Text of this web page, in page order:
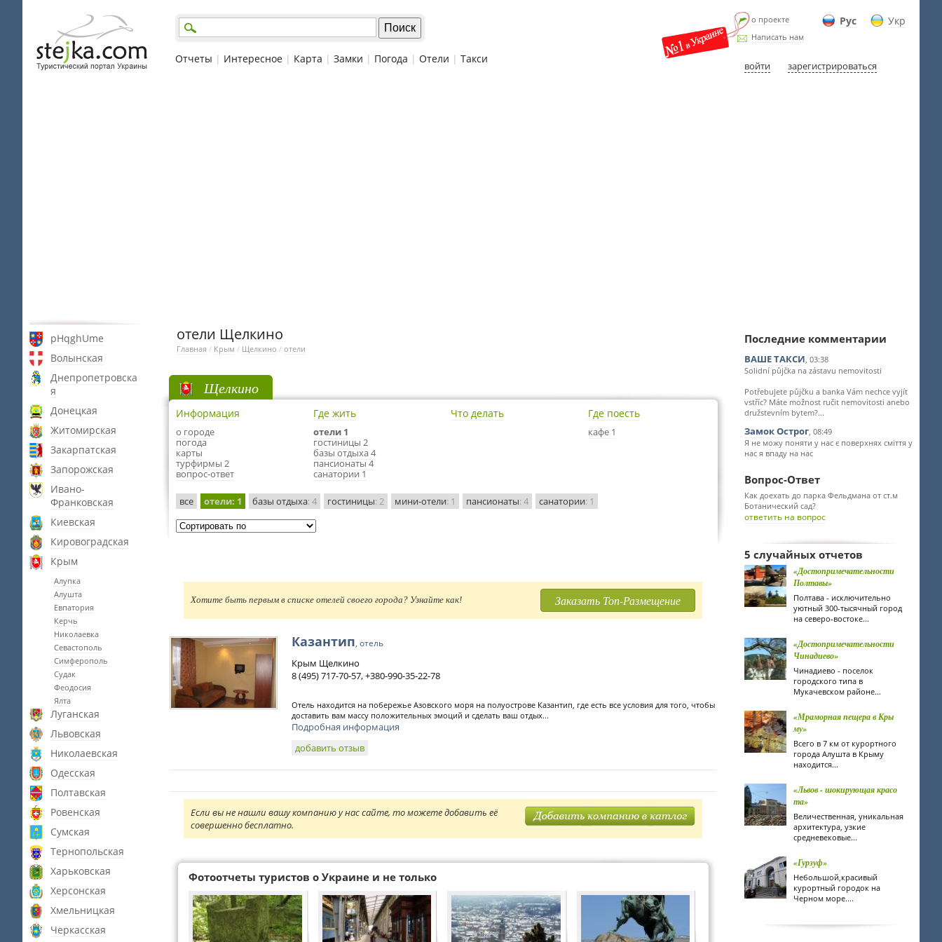
Рус Укр
о проекте
Написать нам
войти зарегистрироваться
Отчеты | Интересное | Карта | Замки | Погода | Отели | Такси
pHqghUme
Волынская
Днепропетровска
я
Донецкая
Житомирская
Закарпатская
Запорожская
Ивано-
Франковская
Киевская
Кировоградская
Крым
Алупка
Алушта
Евпатория
Керчь
Николаевка
Севастополь
Симферополь
Судак
Феодосия
Ялта
Луганская
Львовская
Николаевская
Одесская
Полтавская
Ровенская
Сумская
Тернопольская
Харьковская
Херсонская
Хмельницкая
Черкасская
отели Щелкино
Главная / Крым / Щелкино / отели
Щелкино
Информация
о городе
погода
карты
турфирмы 2
вопрос-ответ
Где жить
отели 1
гостиницы 2
базы отдыха 4
пансионаты 4
санатории 1
Что делать Где поесть
кафе 1
все отели: 1 базы отдыха: 4 гостиницы: 2 мини-отели: 1 пансионаты: 4 санатории: 1
Хотите быть первым в списке отелей своего города? Узнайте как! Заказать Топ-Размещение
Казантип, отель
Крым Щелкино
8 (495) 717-70-57, +380-990-35-22-78
Отель находится на побережье Азовского моря на полуострове Казантип, где есть все условия для того, чтобы
доставить вам массу положительных эмоций и сделать ваш отдых...
Подробная информация
добавить отзыв
Если вы не нашли вашу компанию у нас сайте, то можете добавить её
совершенно бесплатно.
Фотоотчеты туристов о Украине и не только
Последние комментарии
ВАШЕ ТАКСИ, 03:38
Solidní půjčka na zástavu nemovitosti
Potřebujete půjčku a banka Vám nechce vyjít
vstříc? Máte možnost ručit nemovitosti anebo
družstevním bytem?...
Замок Острог, 08:49
Я не можу поняти у нас є поверхнях сміття у
нас я впаду на нас
Вопрос-Ответ
Как доехать до парка Фельдмана от ст.м
Ботанический сад?
ответить на вопрос
5 случайных отчетов
«Достопримечательности
Полтавы»
Полтава - исключительно
уютный 300-тысячный город
на северо-востоке...
«Достопримечательности
Чинадиево»
Чинадиево - поселок
городского типа в
Мукачевском районе...
«Мраморная пещера в Кры
му»
Всего в 7 км от курортного
города Алушта в Крыму
находится...
«Львов - шокирующая красо
та»
Величественная, уникальная
архитектура, узкие
средневековые...
«Гурзуф»
Небольшой,красивый
курортный городок на
Черном море....